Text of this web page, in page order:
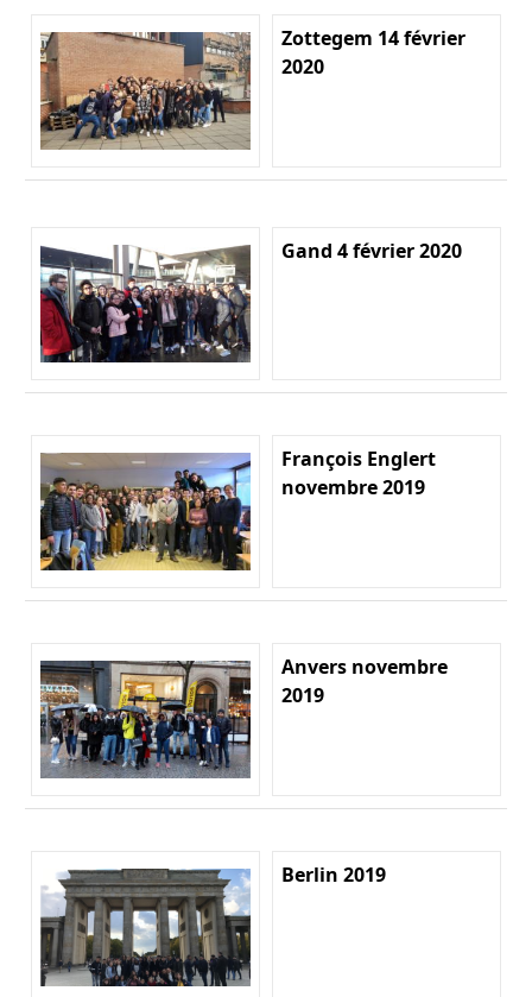
Zottegem 14 février
2020
Gand 4 février 2020
François Englert
novembre 2019
Anvers novembre
2019
Berlin 2019